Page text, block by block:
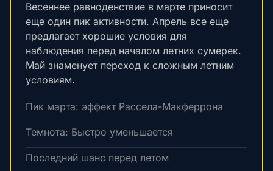
Весеннее равноденствие в марте приносит
еще один пик активности. Апрель все еще
предлагает хорошие условия для
наблюдения перед началом летних сумерек.
Май знаменует переход к сложным летним
условиям.
Пик марта: эффект Рассела-Макферрона
Темнота: Быстро уменьшается
Последний шанс перед летом